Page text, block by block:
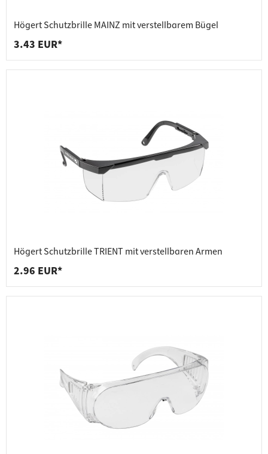
Högert Schutzbrille MAINZ mit verstellbarem Bügel
3.43 EUR*
Högert Schutzbrille TRIENT mit verstellbaren Armen
2.96 EUR*